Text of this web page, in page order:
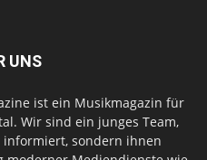
UNS
ist ein Musikmagazin für
Wir sind ein junges Team,
sondern ihnen